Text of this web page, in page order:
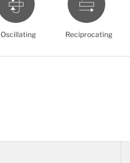
Oscillating Reciprocating